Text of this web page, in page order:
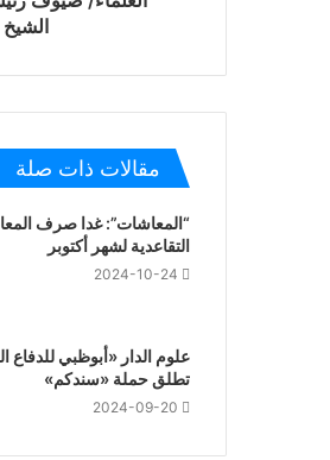
الشيخ
مقالات ذات صلة
“المعاشات”: غدا صرف
التقاعدية لشهر أكتوبر
2024-10-24
علوم الدار «أبوظبي للدفاع
تطلق حملة «سندكم»
2024-09-20